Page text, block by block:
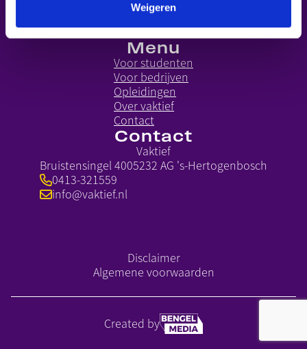
Weigeren
Menu
Voor studenten
Voor bedrijven
Opleidingen
Over vaktief
Contact
Contact
Vaktief
Bruistensingel 4005232 AG 's-Hertogenbosch
0413-321559
info@vaktief.nl
Disclaimer
Algemene voorwaarden
Created by